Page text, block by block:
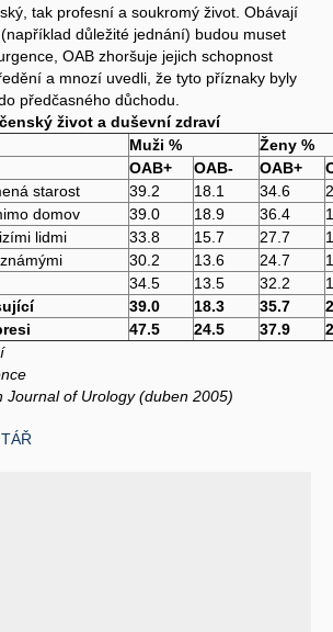
tak profesní a soukromý život. Obávají
důležité jednání) budou muset
OAB zhoršuje jejich schopnost
a mnozí uvedli, že tyto příznaky byly
předčasného důchodu.
život a duševní zdraví
Muži %
Ženy %
OAB+
OAB- OAB+
starost
39.2 18.1 34.6
domov
39.0 18.9 36.4
lidmi
33.8 15.7 27.7
30.2 13.6 24.7
34.5 13.5 32.2
39.0 18.3 35.7
47.5 24.5 37.9
Journal of Urology (duben 2005)